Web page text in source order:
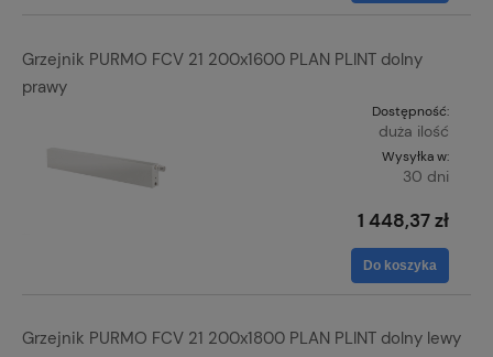
Grzejnik PURMO FCV 21 200x1600 PLAN PLINT dolny
prawy
Dostępność:
duża ilość
Wysyłka w:
30 dni
1 448,37 zł
Do koszyka
Grzejnik PURMO FCV 21 200x1800 PLAN PLINT dolny lewy